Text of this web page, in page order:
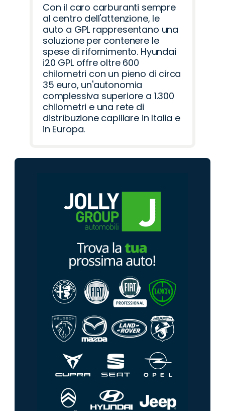
Con il caro carburanti sempre
al centro dell'attenzione, le
auto a GPL rappresentano una
soluzione per contenere le
spese di rifornimento. Hyundai
i20 GPL offre oltre 600
chilometri con un pieno di circa
35 euro, un'autonomia
complessiva superiore a 1.300
chilometri e una rete di
distribuzione capillare in Italia e
in Europa.